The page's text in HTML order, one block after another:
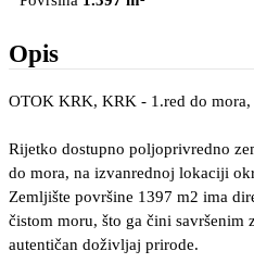
Opis
OTOK KRK, KRK - 1.red do mora,
Rijetko dostupno poljoprivredno
do mora, na izvanrednoj lokaciji
Zemljište površine 1397 m2 ima
čistom moru, što ga čini savršenim
autentičan doživljaj prirode.